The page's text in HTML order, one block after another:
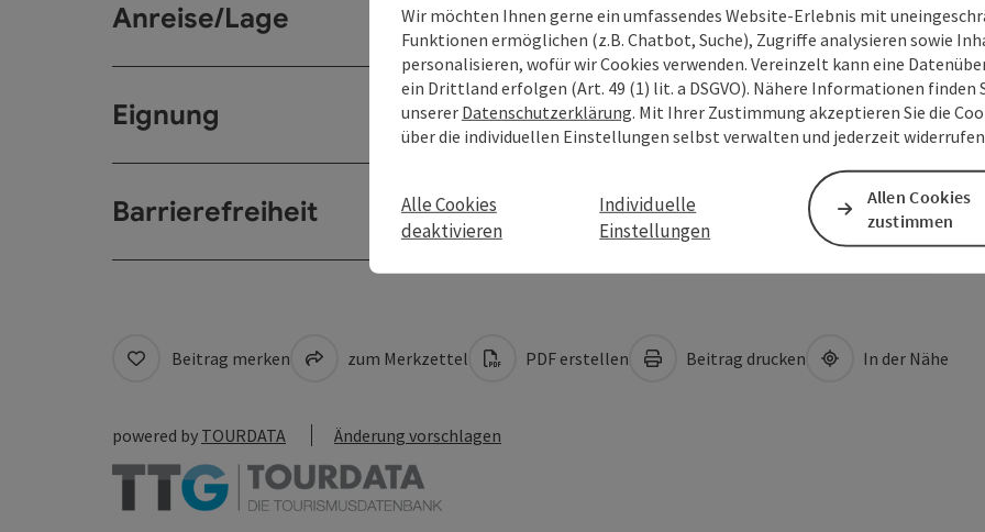
Anreise/Lage
Eignung
Barrierefreiheit
Beitrag merken zum Merkzettel PDF erstellen Beitrag drucken In der Nähe
powered by TOURDATA Änderung vorschlagen
Wir möchten Ihnen gerne ein umfassendes Website-Erlebnis mit
Funktionen ermöglichen (z.B. Chatbot, Suche), Zugriffe analysieren sowie
personalisieren, wofür wir Cookies verwenden. Vereinzelt kann eine
ein Drittland erfolgen (Art. 49 (1) lit. a DSGVO). Nähere Informationen finden
unserer Datenschutzerklärung. Mit Ihrer Zustimmung akzeptieren Sie die
über die individuellen Einstellungen selbst verwalten und jederzeit
Alle Cookies
deaktivieren
Individuelle
Einstellungen
Allen Cookies
zustimmen